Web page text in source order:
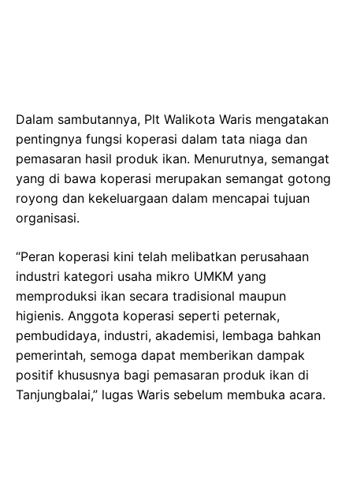
Dalam sambutannya, Plt Walikota Waris mengatakan
pentingnya fungsi koperasi dalam tata niaga dan
pemasaran hasil produk ikan. Menurutnya, semangat
yang di bawa koperasi merupakan semangat gotong
royong dan kekeluargaan dalam mencapai tujuan
organisasi.
“Peran koperasi kini telah melibatkan perusahaan
industri kategori usaha mikro UMKM yang
memproduksi ikan secara tradisional maupun
higienis. Anggota koperasi seperti peternak,
pembudidaya, industri, akademisi, lembaga bahkan
pemerintah, semoga dapat memberikan dampak
positif khususnya bagi pemasaran produk ikan di
Tanjungbalai,” lugas Waris sebelum membuka acara.